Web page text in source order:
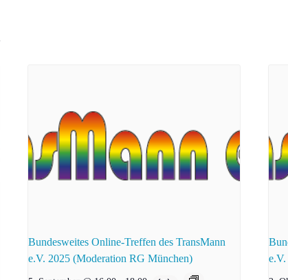
Bundesweites Online-Treffen des TransMann
e.V. 2025 (Moderation RG München)